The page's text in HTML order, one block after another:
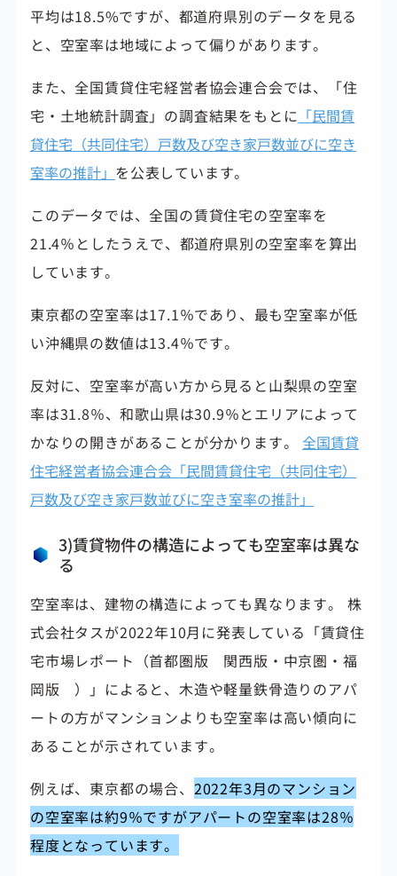
平均は18.5%ですが、都道府県別のデータを見る
と、空室率は地域によって偏りがあります。
また、全国賃貸住宅経営者協会連合会では、「住
宅・土地統計調査」の調査結果をもとに 「民間賃
貸住宅（共同住宅）戸数及び空き家戸数並びに空き
室率の推計」 を公表しています。
このデータでは、全国の賃貸住宅の空室率を
21.4％としたうえで、都道府県別の空室率を算出
しています。
東京都の空室率は17.1％であり、最も空室率が低
い沖縄県の数値は13.4％です。
反対に、空室率が高い方から見ると山梨県の空室
率は31.8％、和歌山県は30.9％とエリアによって
かなりの開きがあることが分かります。全国賃貸
住宅経営者協会連合会「民間賃貸住宅（共同住宅）
戸数及び空き家戸数並びに空き室率の推計」
3)賃貸物件の構造によっても空室率は異な
る
空室率は、建物の構造によっても異なります。 株
式会社タスが2022年10月に発表している「賃貸住
宅市場レポート（首都圏版 関西版・中京圏・福
岡版 ）」によると、木造や軽量鉄骨造りのアパ
ートの方がマンションよりも空室率は高い傾向に
あることが示されています。
例えば、東京都の場合、 2022年3月のマンション
の空室率は約9％ですがアパートの空室率は28％
程度となっています。